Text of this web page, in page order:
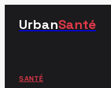
UrbanSanté
SANTÉ